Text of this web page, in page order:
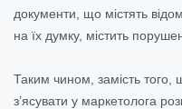
документи, що містять
на їх думку, містить
Таким чином, замість того,
з’ясувати у маркетолога